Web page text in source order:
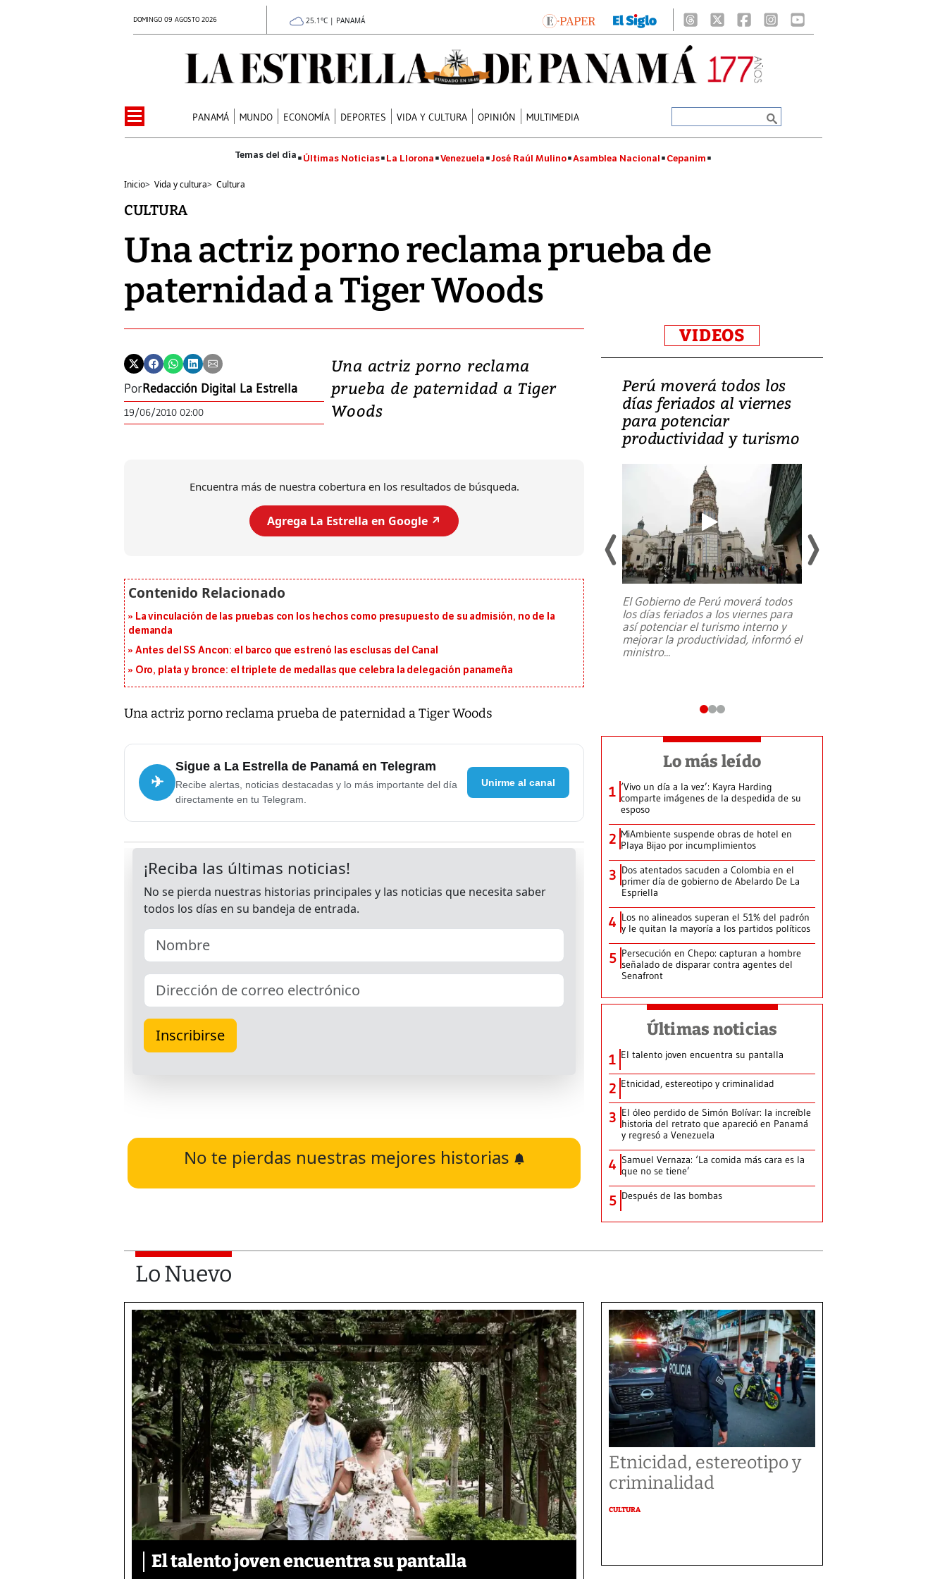
DOMINGO 09 AGOSTO 2026 25.1°C | PANAMÁ
PANAMÁ MUNDO ECONOMÍA DEPORTES VIDA Y CULTURA OPINIÓN MULTIMEDIA
Últimas Noticias La Llorona Venezuela José Raúl Mulino Asamblea Nacional Cepanim
Inicio> Vida y cultura> Cultura
CULTURA
Una actriz porno reclama prueba de
paternidad a Tiger Woods
PorRedacción Digital La Estrella
19/06/2010 02:00
Una actriz porno reclama
prueba de paternidad a Tiger
Woods
Encuentra más de nuestra cobertura en los resultados de búsqueda.
Agrega La Estrella en Google ↗️
La vinculación de las pruebas con los hechos como presupuesto de su admisión, no de la
demanda
Antes del SS Ancon: el barco que estrenó las esclusas del Canal
Oro, plata y bronce: el triplete de medallas que celebra la delegación panameña
Una actriz porno reclama prueba de paternidad a Tiger Woods
✈
Sigue a La Estrella de Panamá en Telegram
Recibe alertas, noticias destacadas y lo más importante del día
directamente en tu Telegram.
Unirme al canal
No te pierdas nuestras mejores historias
VIDEOS
Video: Lula lanza su
candidatura con
Entre recuerdos y escuetas
presidente de Brasil, Luiz Inácio Lula
da Silva, oficializó este domingo su
candidatura ...
Perú moverá todos los
días feriados al viernes
para potenciar
productividad y turismo
El Gobierno de Perú moverá todos
los días feriados a los viernes para
así potenciar el turismo interno y
mejorar la productividad, informó el
ministro...
Lo más leído
1 ‘Vivo un día a la vez’: Kayra Harding
comparte imágenes de la despedida de su
esposo
2 MiAmbiente suspende obras de hotel en
Playa Bijao por incumplimientos
3 Dos atentados sacuden a Colombia en el
primer día de gobierno de Abelardo De La
Espriella
4 Los no alineados superan el 51% del padrón
y le quitan la mayoría a los partidos políticos
5 Persecución en Chepo: capturan a hombre
señalado de disparar contra agentes del
Senafront
Últimas noticias
1 El talento joven encuentra su pantalla​
2 Etnicidad, estereotipo y criminalidad
3 El óleo perdido de Simón Bolívar: la increíble
historia del retrato que apareció en Panamá
y regresó a Venezuela
4 Samuel Vernaza: ‘La comida más cara es la
que no se tiene’
5 Después de las bombas
Lo Nuevo
El talento joven encuentra su pantalla​
Etnicidad, estereotipo y
criminalidad
CULTURA